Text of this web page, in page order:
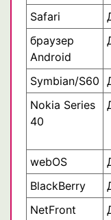
Safari
браузер
Android
Symbian/S60
Nokia Series
40
webOS
BlackBerry
NetFront